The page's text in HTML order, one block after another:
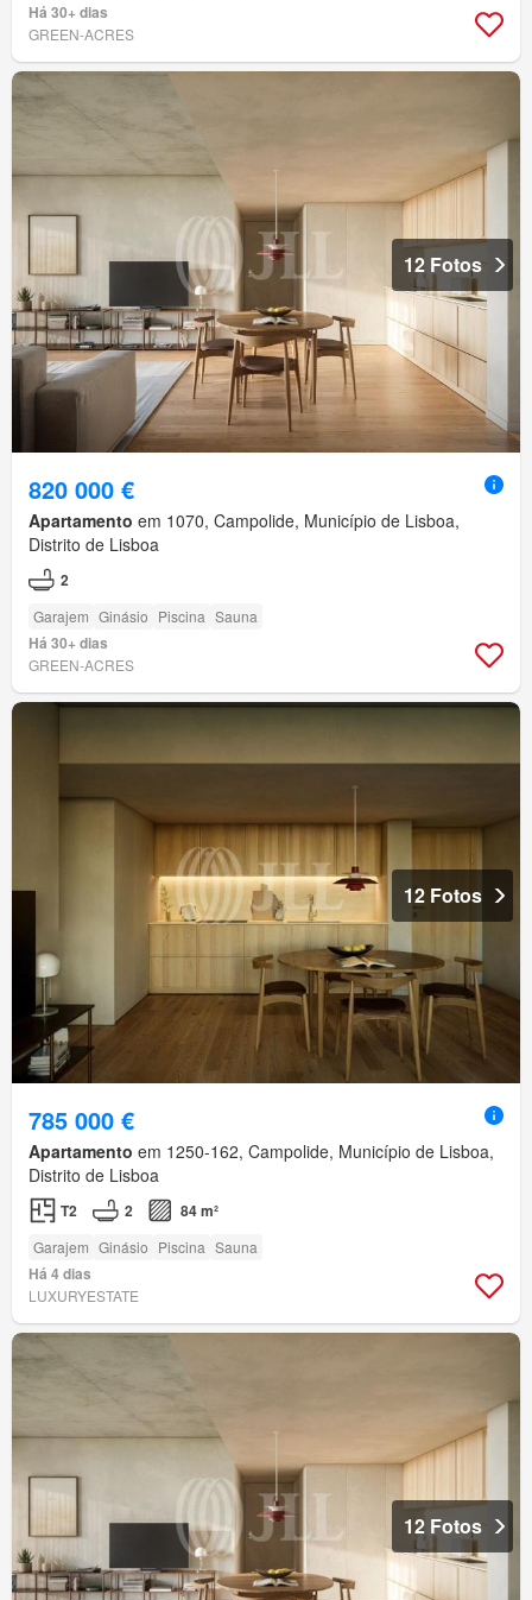
Há 30+ dias
GREEN-ACRES
12 Fotos
820 000 €
Apartamento em 1070, Campolide, Município de Lisboa,
Distrito de Lisboa
2
Garajem Ginásio Piscina Sauna
Há 30+ dias
GREEN-ACRES
12 Fotos
785 000 €
Apartamento em 1250-162, Campolide, Município de Lisboa,
Distrito de Lisboa
T2 2 84 m²
Garajem Ginásio Piscina Sauna
Há 4 dias
LUXURYESTATE
12 Fotos